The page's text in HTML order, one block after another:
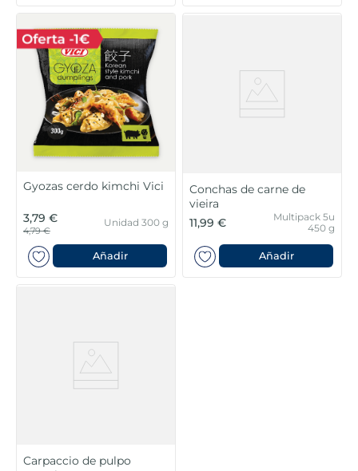
Gyozas cerdo kimchi Vici
3,79 €
4,79 €
Unidad 300 g
Añadir
Conchas de carne de
vieira
11,99 €
Multipack 5u
450 g
Añadir
Carpaccio de pulpo